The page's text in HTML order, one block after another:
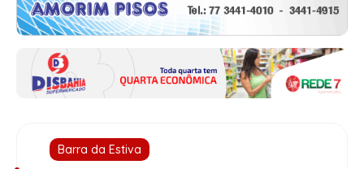
Barra da Estiva